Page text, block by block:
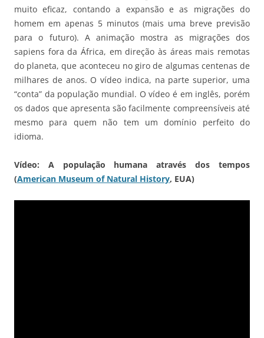
muito eficaz, contando a expansão e as migrações do
homem em apenas 5 minutos (mais uma breve previsão
para o futuro). A animação mostra as migrações dos
sapiens fora da África, em direção às áreas mais remotas
do planeta, que aconteceu no giro de algumas centenas de
milhares de anos. O vídeo indica, na parte superior, uma
“conta” da população mundial. O vídeo é em inglês, porém
os dados que apresenta são facilmente compreensíveis até
mesmo para quem não tem um domínio perfeito do
idioma.
Vídeo: A população humana através dos tempos
(American Museum of Natural History, EUA)